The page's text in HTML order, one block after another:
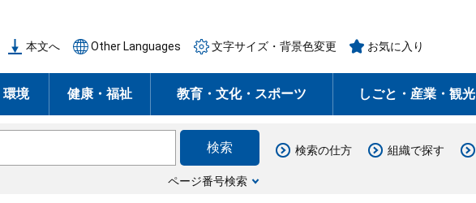
本文へ Other Languages 文字サイズ・背景色変更 お気に入り
環境 健康・福祉 教育・文化・スポーツ しごと・産業・観光
ページ番号検索
検索の仕方 組織で探す